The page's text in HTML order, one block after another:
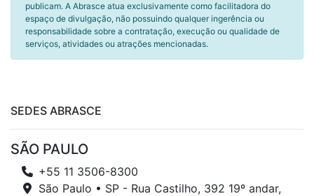
publicam. A Abrasce atua exclusivamente como facilitadora do
espaço de divulgação, não possuindo qualquer ingerência ou
responsabilidade sobre a contratação, execução ou qualidade de
serviços, atividades ou atrações mencionadas.
SEDES ABRASCE
SÃO PAULO
+55 11 3506-8300
São Paulo • SP - Rua Castilho, 392 19º andar,